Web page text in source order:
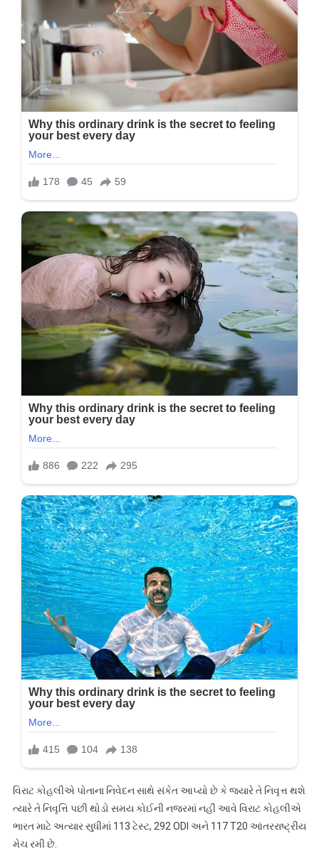
વિરાટ કોહલીએ પોતાના નિવેદન સાથે સંકેત આપ્યો છે કે જ્યારે તે નિવૃત્ત થશે
ત્યારે તે નિવૃત્તિ પછી થોડો સમય કોઈની નજરમાં નહીં આવે વિરાટ કોહલીએ
ભારત માટે અત્યાર સુધીમાં 113 ટેસ્ટ, 292 ODI અને 117 T20 આંતરરાષ્ટ્રીય
મેચ રમી છે.